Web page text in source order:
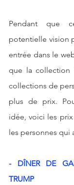
Pendant que
potentielle vision
entrée dans le
que la collection
collections de
plus de prix.
idée, voici les
les personnes qui
- DÎNER DE
TRUMP